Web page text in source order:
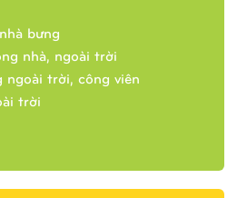
bưng
nhà, ngoài trời
ngoài trời, công viên
trời